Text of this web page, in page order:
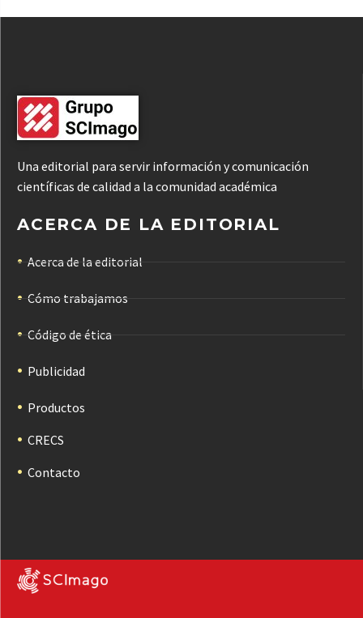
Una editorial para servir información y comunicación
científicas de calidad a la comunidad académica
ACERCA DE LA EDITORIAL
Acerca de la editorial
Cómo trabajamos
Código de ética
Publicidad
Productos
CRECS
Contacto